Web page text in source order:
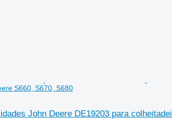
S660, S670, S680
John Deere DE19203 para